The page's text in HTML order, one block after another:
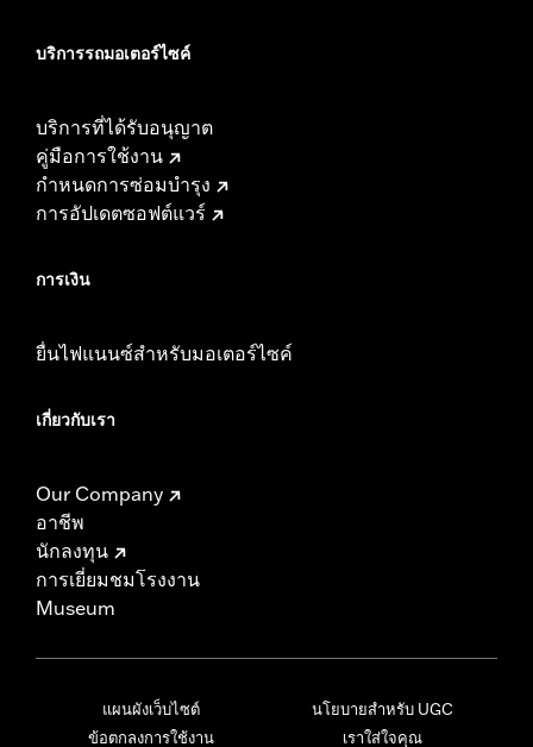
บริการรถมอเตอร์ไซค์​
บริการที่ได้รับอนุญาต
คู่มือการใช้งาน
กำหนดการซ่อมบำรุง
การอัปเดตซอฟต์แวร์
การเงิน
ยื่นไฟแนนซ์สำหรับมอเตอร์ไซค์
เกี่ยวกับเรา
Our Company
อาชีพ
นักลงทุน
การเยี่ยมชมโรงงาน
Museum
แผนผังเว็บไซต์
ข้อตกลงการใช้งาน
นโยบายสำหรับ UGC
เราใส่ใจคุณ